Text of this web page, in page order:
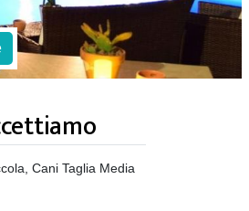
Cani Taglia Media